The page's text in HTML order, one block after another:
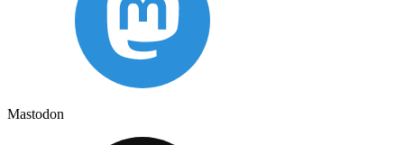
Mastodon